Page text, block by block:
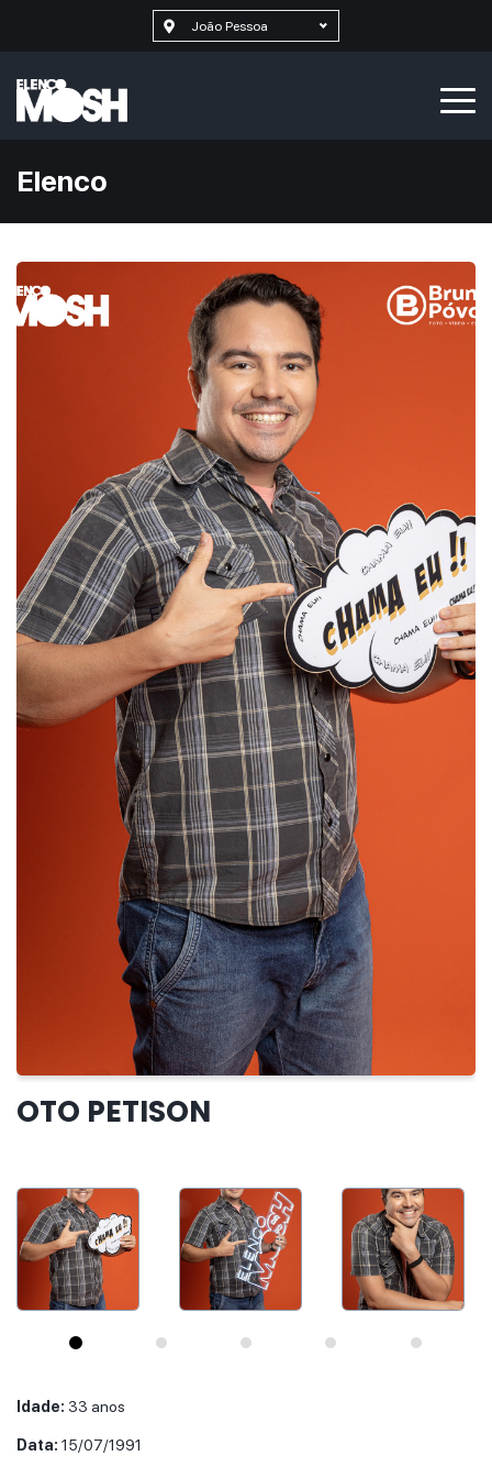
João Pessoa
Elenco
OTO PETISON
Idade: 33 anos
Data: 15/07/1991
SELECIONAR MAIS
IR PARA O CASTING